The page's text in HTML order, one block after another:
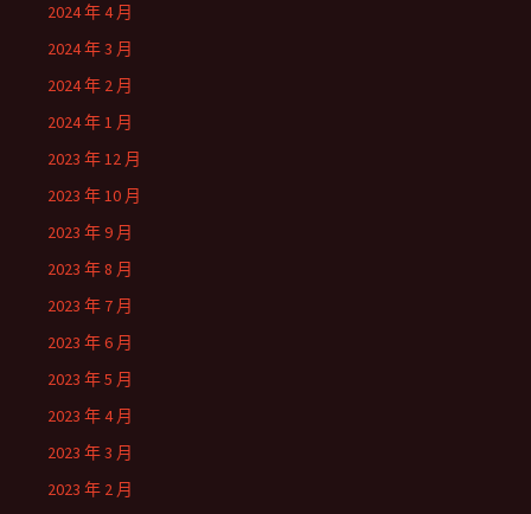
2024 年 4 月
2024 年 3 月
2024 年 2 月
2024 年 1 月
2023 年 12 月
2023 年 10 月
2023 年 9 月
2023 年 8 月
2023 年 7 月
2023 年 6 月
2023 年 5 月
2023 年 4 月
2023 年 3 月
2023 年 2 月